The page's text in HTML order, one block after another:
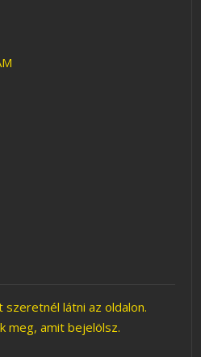
látni az oldalon.
meg, amit bejelölsz.